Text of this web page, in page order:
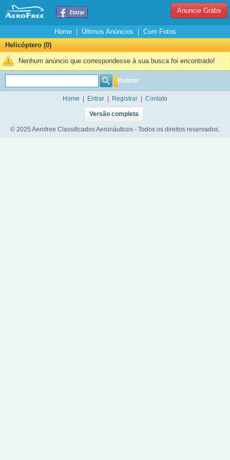
Anuncie Grátis
Home| Últimos Anúncios
Com Fotos
Helicóptero (0)
Nenhum anúncio que correspondesse à sua busca foi encontrado!
Refinar
Home Entrar Registrar Contato
Versão completa
© 2025 Aerofree Classificados Aeronáuticos - Todos os direitos reservados.